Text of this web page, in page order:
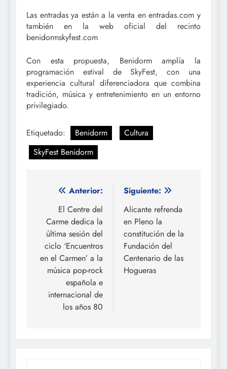
Las entradas ya están a la venta en entradas.com y
también en la web oficial del recinto
benidormskyfest.com
Con esta propuesta, Benidorm amplía la
programación estival de SkyFest, con una
experiencia cultural diferenciadora que combina
tradición, música y entretenimiento en un entorno
privilegiado.
Etiquetado: Benidorm
Cultura
SkyFest Benidorm
Navegación
entradas
Anterior:
El Centre del
Carme dedica la
última sesión del
ciclo ‘Encuentros
en el Carmen’ a la
música pop-rock
española e
internacional de
los años 80
Siguiente:
Alicante refrenda
en Pleno la
constitución de la
Fundación del
Centenario de las
Hogueras